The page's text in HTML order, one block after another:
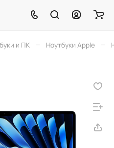
и ПК – Ноутбуки Apple –